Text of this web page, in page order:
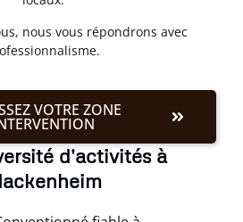
nous vous répondrons avec
VOTRE ZONE
d'activités à